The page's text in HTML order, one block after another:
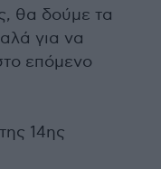
θα δούμε τα
για να
επόμενο
14ης